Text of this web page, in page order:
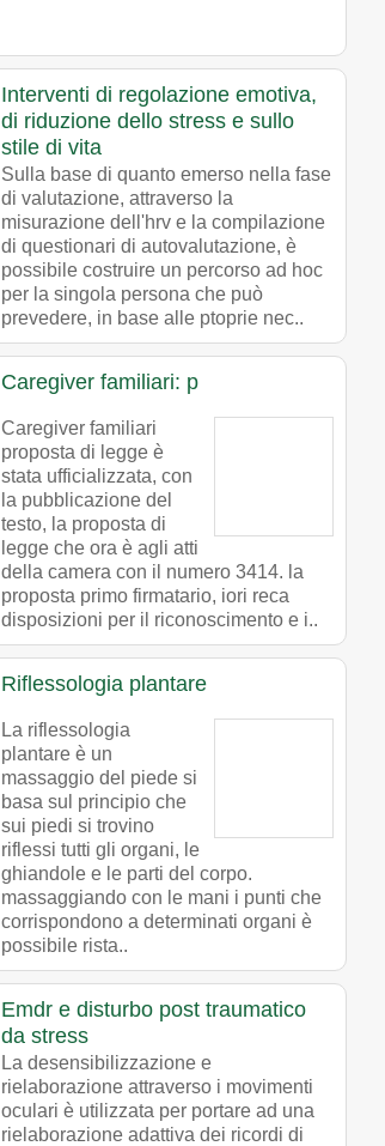
Interventi di regolazione emotiva,
di riduzione dello stress e sullo
stile di vita
Sulla base di quanto emerso nella fase
di valutazione, attraverso la
misurazione dell'hrv e la compilazione
di questionari di autovalutazione, è
possibile costruire un percorso ad hoc
per la singola persona che può
prevedere, in base alle ptoprie nec..
Caregiver familiari: p
Caregiver familiari
proposta di legge è
stata ufficializzata, con
la pubblicazione del
testo, la proposta di
legge che ora è agli atti
della camera con il numero 3414. la
proposta primo firmatario, iori reca
disposizioni per il riconoscimento e i..
Riflessologia plantare
La riflessologia
plantare è un
massaggio del piede si
basa sul principio che
sui piedi si trovino
riflessi tutti gli organi, le
ghiandole e le parti del corpo.
massaggiando con le mani i punti che
corrispondono a determinati organi è
possibile rista..
Emdr e disturbo post traumatico
da stress
La desensibilizzazione e
rielaborazione attraverso i movimenti
oculari è utilizzata per portare ad una
rielaborazione adattiva dei ricordi di